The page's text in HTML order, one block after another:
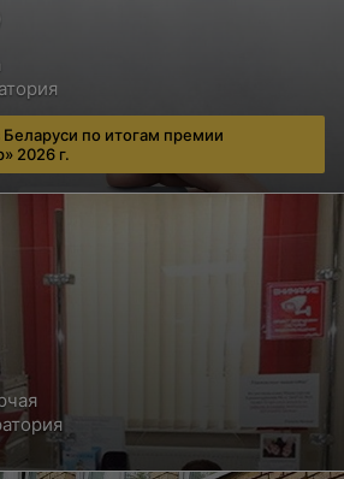
по итогам премии
2026 г.